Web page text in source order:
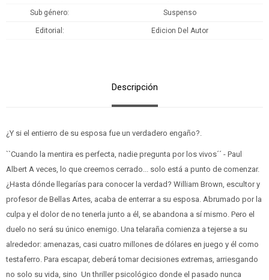
Sub género Suspenso
Editorial Edicion Del Autor
Descripción
¿Y si el entierro de su esposa fue un verdadero engaño?.
``Cuando la mentira es perfecta, nadie pregunta por los vivos´´ - Paul
Albert A veces, lo que creemos cerrado... solo está a punto de comenzar.
¿Hasta dónde llegarías para conocer la verdad? William Brown, escultor y
profesor de Bellas Artes, acaba de enterrar a su esposa. Abrumado por la
culpa y el dolor de no tenerla junto a él, se abandona a sí mismo. Pero el
duelo no será su único enemigo. Una telaraña comienza a tejerse a su
alrededor: amenazas, casi cuatro millones de dólares en juego y él como
testaferro. Para escapar, deberá tomar decisiones extremas, arriesgando
no solo su vida, sino Un thriller psicológico donde el pasado nunca